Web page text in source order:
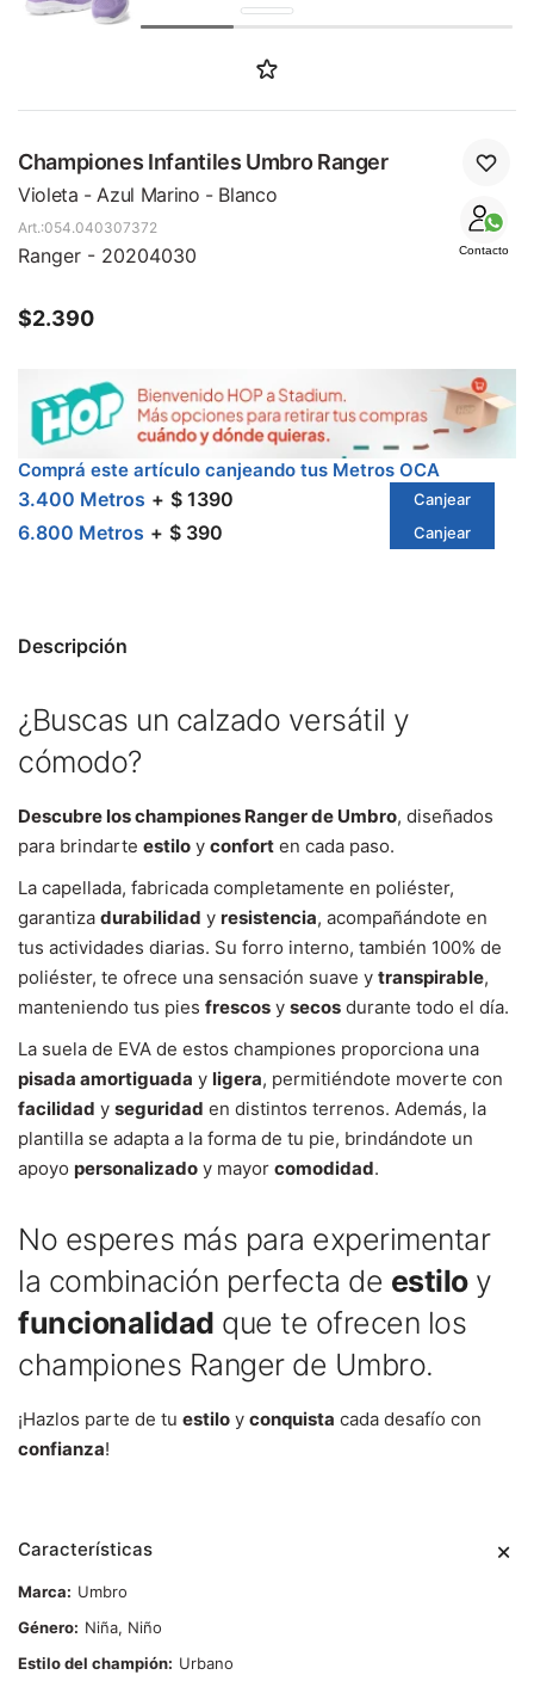
Championes Infantiles Umbro Ranger
Violeta - Azul Marino - Blanco
Contacto
054.040307372
Ranger - 20204030
$2.390
Comprá este artículo canjeando tus Metros OCA
3.400 Metros $ 1390 Canjear
6.800 Metros $ 390 Canjear
Descripción
¿Buscas un calzado versátil y
cómodo?
Descubre los championes Ranger de Umbro, diseñados
para brindarte estilo y confort en cada paso.
La capellada, fabricada completamente en poliéster,
garantiza durabilidad y resistencia, acompañándote en
tus actividades diarias. Su forro interno, también 100% de
poliéster, te ofrece una sensación suave y transpirable,
manteniendo tus pies frescos y secos durante todo el día.
La suela de EVA de estos championes proporciona una
pisada amortiguada y ligera, permitiéndote moverte con
facilidad y seguridad en distintos terrenos. Además, la
plantilla se adapta a la forma de tu pie, brindándote un
apoyo personalizado y mayor comodidad.
No esperes más para experimentar
la combinación perfecta de estiloy
funcionalidad que te ofrecen los
championes Ranger de Umbro.
¡Hazlos parte de tu estilo y conquista cada desafío con
confianza!
Características
Marca
Umbro
Género
Niña, Niño
Estilo del champión
Urbano